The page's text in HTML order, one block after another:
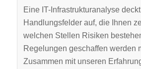
Eine IT-Infrastrukturanalyse deckt
Handlungsfelder auf, die Ihnen
welchen Stellen Risiken
Regelungen geschaffen werden
Zusammen mit unseren